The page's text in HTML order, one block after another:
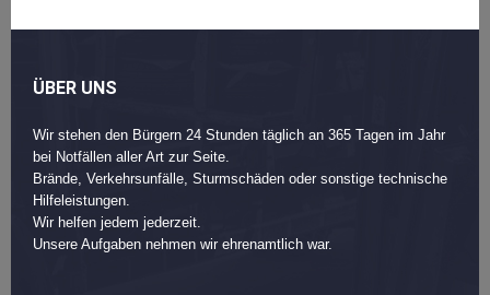
ÜBER UNS
Wir stehen den Bürgern 24 Stunden täglich an 365 Tagen im Jahr
bei Notfällen aller Art zur Seite.
Brände, Verkehrsunfälle, Sturmschäden oder sonstige technische
Hilfeleistungen.
Wir helfen jedem jederzeit.
Unsere Aufgaben nehmen wir ehrenamtlich war.